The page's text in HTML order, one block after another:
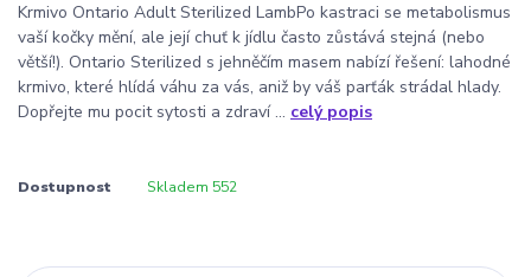
Krmivo Ontario Adult Sterilized LambPo kastraci se metabolismus
vaší kočky mění, ale její chuť k jídlu často zůstává stejná (nebo
větší!). Ontario Sterilized s jehněčím masem nabízí řešení: lahodné
krmivo, které hlídá váhu za vás, aniž by váš parťák strádal hlady.
Dopřejte mu pocit sytosti a zdraví ... celý popis
Dostupnost Skladem 552